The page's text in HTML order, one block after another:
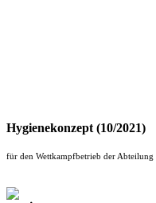
Hygienekonzept (10/2021)
für den Wettkampfbetrieb der